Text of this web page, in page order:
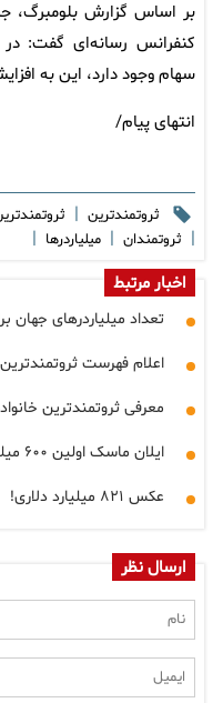
بر اساس گزارش بلومبرگ،
کنفرانس رسانه‌ای گفت: در
سهام وجود دارد، این به
انتهای پیام/
ثروتمندترین |
| ثروتمندان | میلیاردرها |
اخبار مرتبط
تعداد میلیاردرهای جهان برای
اعلام فهرست ثروتمندترین
معرفی ثروتمندترین
ایلان ماسک اولین ۶۰۰ میلیارد دلاری جهان
عکس ۸۲۱ میلیارد دلاری!
ارسال نظر